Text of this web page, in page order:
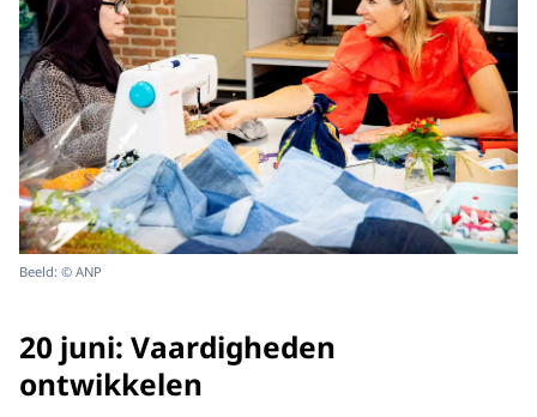
Beeld: © ANP
20 juni: Vaardigheden
ontwikkelen